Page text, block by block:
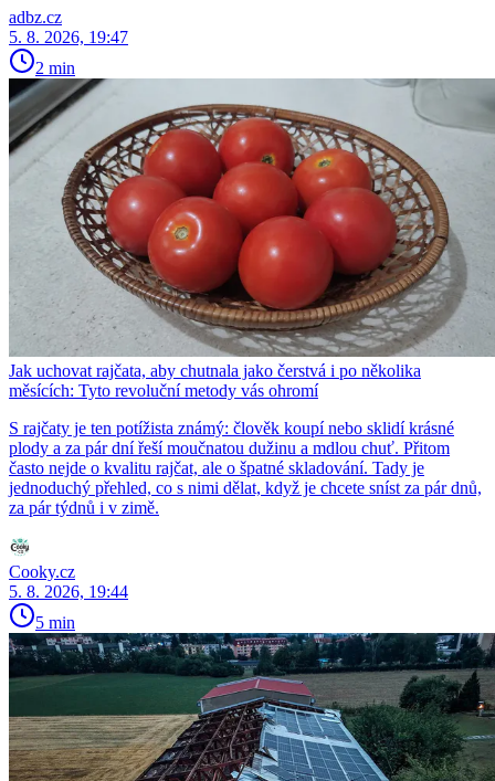
adbz.cz
5. 8. 2026, 19:47
2 min
Jak uchovat rajčata, aby chutnala jako čerstvá i po několika
měsících: Tyto revoluční metody vás ohromí
S rajčaty je ten potížista známý: člověk koupí nebo sklidí krásné
plody a za pár dní řeší moučnatou dužinu a mdlou chuť. Přitom
často nejde o kvalitu rajčat, ale o špatné skladování. Tady je
jednoduchý přehled, co s nimi dělat, když je chcete sníst za pár dnů,
za pár týdnů i v zimě.
Cooky.cz
5. 8. 2026, 19:44
5 min